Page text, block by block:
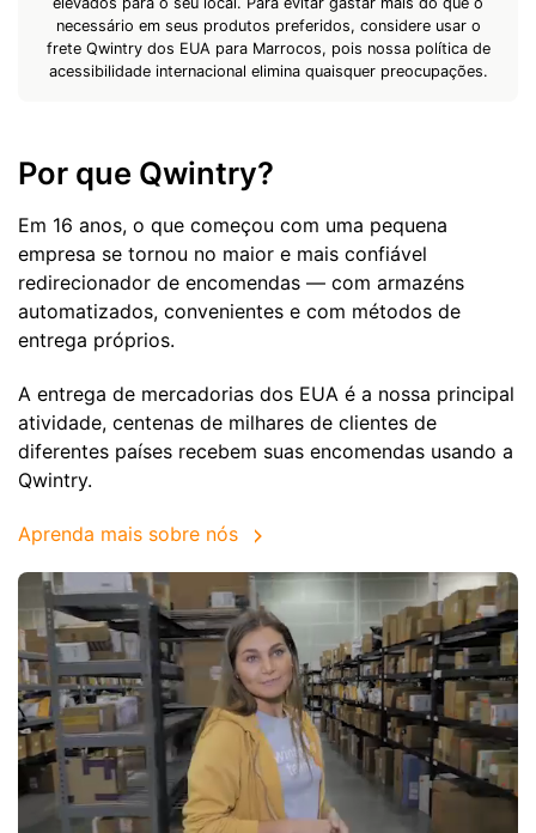
necessário em seus produtos preferidos, considere usar o
frete Qwintry dos EUA para Marrocos, pois nossa política de
acessibilidade internacional elimina quaisquer preocupações.
Por que Qwintry?
Em 16 anos, o que começou com uma pequena
empresa se tornou no maior e mais confiável
redirecionador de encomendas — com armazéns
automatizados, convenientes e com métodos de
entrega próprios.
A entrega de mercadorias dos EUA é a nossa principal
atividade, centenas de milhares de clientes de
diferentes países recebem suas encomendas usando a
Qwintry.
Aprenda mais sobre nós